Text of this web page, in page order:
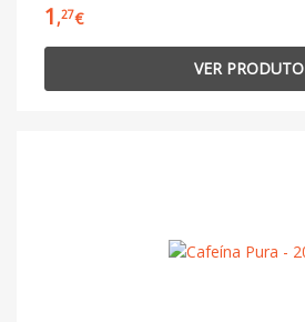
1 ,27€
VER PRODUTO